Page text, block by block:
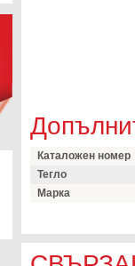
Каталожен номер
Тегло
Марка